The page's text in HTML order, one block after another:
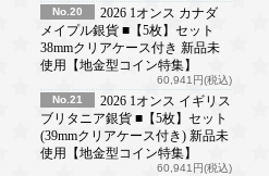
No.20
2026 1オンス カナダ
メイプル銀貨 ■【5枚】セット
38mmクリアケース付き 新品未
使用【地金型コイン特集】
60,941円(税込)
No.21
2026 1オンス イギリス
ブリタニア銀貨 ■【5枚】セット
(39mmクリアケース付き) 新品未
使用【地金型コイン特集】
60,941円(税込)